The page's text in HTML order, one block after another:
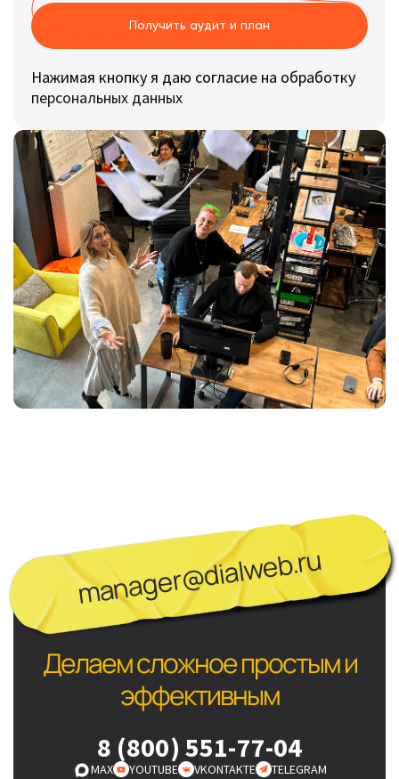
Получить аудит и план
Нажимая кнопку я даю согласие на обработку
персональных данных
manager@dialweb.ru
Делаем сложное простым и
эффективным
8 (800) 551-77-04
MAX YOUTUBE VKONTAKTE TELEGRAM